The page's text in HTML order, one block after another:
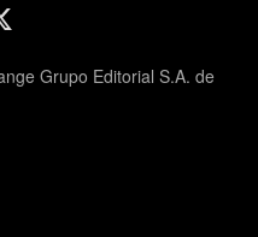
Grupo Editorial S.A. de